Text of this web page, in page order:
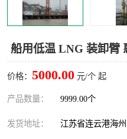
船用低温 LNG 装卸臂
价格： 5000.00 元/个 起
产品数量： 9999.00个
发货地址： 江苏省连云港海
浮动出油装置